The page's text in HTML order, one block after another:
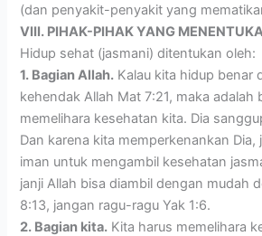
(dan penyakit-penyakit yang
VIII. PIHAK-PIHAK YANG
Hidup sehat (jasmani) ditentukan oleh:
1. Bagian Allah. Kalau kita hidup benar
kehendak Allah Mat 7:21, maka adalah
memelihara kesehatan kita. Dia
Dan karena kita memperkenankan Dia,
iman untuk mengambil kesehatan
janji Allah bisa diambil dengan mudah
8:13, jangan ragu-ragu Yak 1:6.
2. Bagian kita. Kita harus memelihara